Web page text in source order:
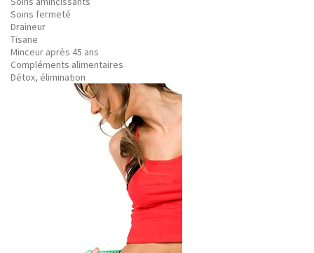
Soins fermeté
Draineur
Tisane
Minceur après 45 ans
Compléments alimentaires
Détox, élimination